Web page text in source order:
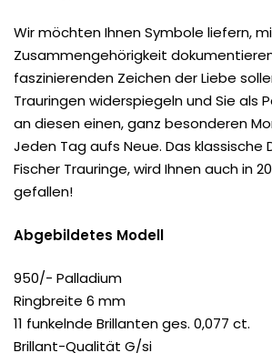
Wir möchten Ihnen Symbole liefern,
Zusammengehörigkeit
faszinierenden Zeichen der Liebe
Trauringen widerspiegeln und Sie als
an diesen einen, ganz besonderen
Jeden Tag aufs Neue. Das klassische
Fischer Trauringe, wird Ihnen auch in
gefallen!
Abgebildetes Modell
950/- Palladium
Ringbreite 6 mm
11 funkelnde Brillanten ges. 0,077 ct.
Brillant-Qualität G/si